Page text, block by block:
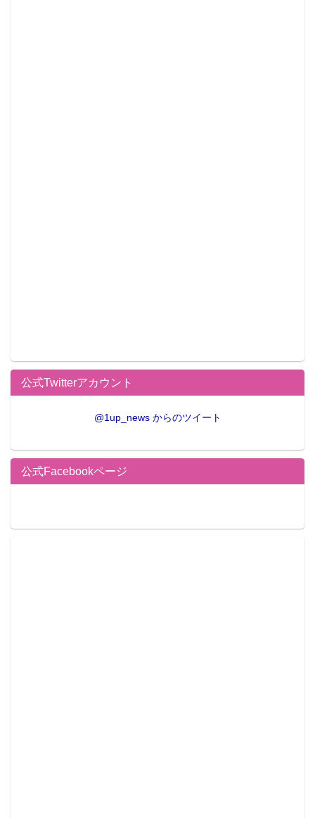
公式Twitterアカウント
@1up_news からのツイート
公式Facebookページ